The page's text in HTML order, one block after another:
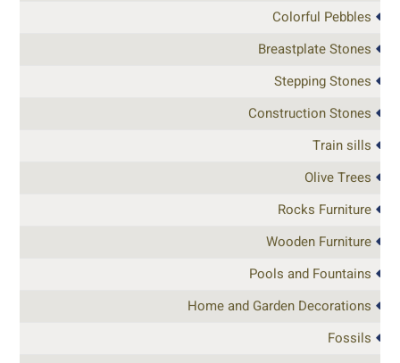
Colorful Pebbles
Breastplate Stones
Stepping Stones
Construction Stones
Train sills
Olive Trees
Rocks Furniture
Wooden Furniture
Pools and Fountains
Home and Garden Decorations
Fossils